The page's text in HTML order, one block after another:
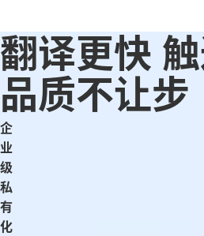
翻译更快
品质不让步
企
业
级
私
有
化